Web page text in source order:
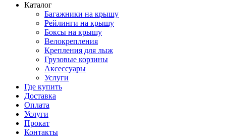
Каталог
Багажники на крышу
Рейлинги на крышу
Боксы на крышу
Велокрепления
Крепления для лыж
Грузовые корзины
Аксессуары
Услуги
Где купить
Доставка
Оплата
Услуги
Прокат
Контакты